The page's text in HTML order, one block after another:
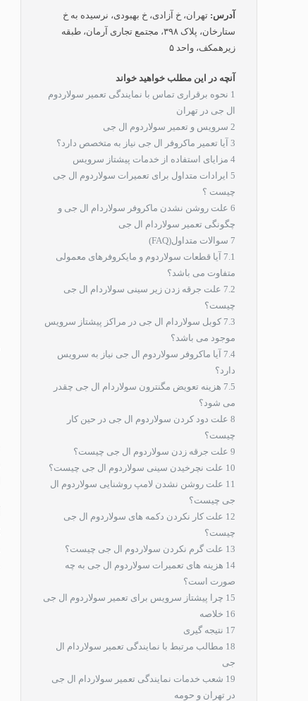
آدرس: تهران، خ آزادی، خ بهبودی، نرسیده به خ
ستارخان، پلاک ۳۹۸، مجتمع تجاری آرمان، طبقه
زیرهمکف، واحد ۵
آنچه در این مطلب خواهید خواند
1 نحوه برقراری تماس با نمایندگی تعمیر سولاردوم
ال جی در تهران
2 سرویس و تعمیر سولاردوم ال جی
3 آیا تعمیر ماکروفر ال جی نیاز به متخصص دارد؟
4 مزایای استفاده از خدمات پیشتاز سرویس
5 ایرادات متداول برای تعمیرات سولاردوم ال جی
چیست ؟
6 علت روشن نشدن ماکروفر سولاردام ال جی و
چگونگی تعمیر سولاردام ال جی
7 سوالات متداول(FAQ)
7.1 آیا قطعات سولاردوم و مایکروفرهای معمولی
متفاوت می باشد؟
7.2 علت جرقه زدن زیر سینی سولاردام ال جی
چیست؟
7.3 کوبل سولاردام ال جی در مراکز پیشتاز سرویس
موجود می باشد؟
7.4 آیا ماکروفر سولاردوم ال جی نیاز به سرویس
دارد؟
7.5 هزینه تعویض مگنترون سولاردام ال جی چقدر
می شود؟
8 علت دود کردن سولاردوم ال جی در حین کار
چیست؟
9 علت جرقه زدن سولاردوم ال جی چیست؟
10 علت نچرخیدن سینی سولاردوم ال جی چیست؟
11 علت روشن نشدن لامپ روشنایی سولاردوم ال
جی چیست؟
12 علت کار نکردن دکمه های سولاردوم ال جی
چیست؟
13 علت گرم نکردن سولاردوم ال جی چیست؟
14 هزینه های تعمیرات سولاردوم ال جی به چه
صورت است؟
15 چرا پیشتاز سرویس برای تعمیر سولاردوم ال جی
16 خلاصه
17 نتیجه گیری
18 مطالب مرتبط با نمایندگی تعمیر سولاردام ال
جی
19 شعب خدمات نمایندگی تعمیر سولاردام ال جی
در تهران و حومه